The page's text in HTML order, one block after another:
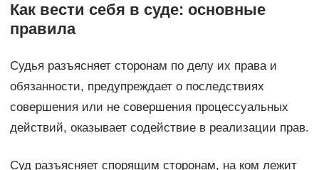
Как вести себя в суде: основные
правила
Судья разъясняет сторонам по делу их права и
обязанности, предупреждает о последствиях
совершения или не совершения процессуальных
действий, оказывает содействие в реализации прав.
Суд разъясняет спорящим сторонам, на ком лежит